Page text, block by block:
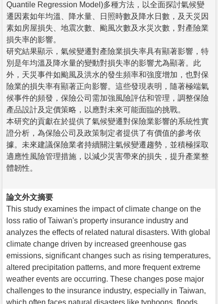
Quantile Regression Model)多種方法，以全面探討氣候變
遷因素如年均溫、降水量、日照時數及降水日數，及天災因
素如房屋損失、地震次數、颱風次數及水災次數，對產險業
損失率的影響。
研究結果顯示，氣候變遷對產險業損失率具有顯著影響，特
別是年均溫及降水量的變動對損失率的影響尤為顯著。此
外，天災事件如颱風及洪水的發生頻率和強度增加，也對保
險業的損失率有顯著正向影響。這些發現表明，隨著極端氣
候事件的頻發，保險公司需加強風險評估和管理，調整保險
產品設計及定價策略，以應對未來可能面臨的挑戰。
本研究的貢獻在於提供了氣候變遷對保險業影響的系統性實
證分析，為保險公司及政策制定者提供了有價值的參考依
據。未來建議保險業者持續關注氣候變遷趨勢，並積極採取
適應性風險管理措施，以減少災害帶來的損失，提升產業整
體韌性。
論文外文摘要
This study examines the impact of climate change on the
loss ratio of Taiwan's property insurance industry and
analyzes the effects of related natural disasters. With global
climate change driven by increased greenhouse gas
emissions, significant changes such as rising temperatures,
altered precipitation patterns, and more frequent extreme
weather events are occurring. These changes pose major
challenges to the insurance industry, especially in Taiwan,
which often faces natural disasters like typhoons, floods,